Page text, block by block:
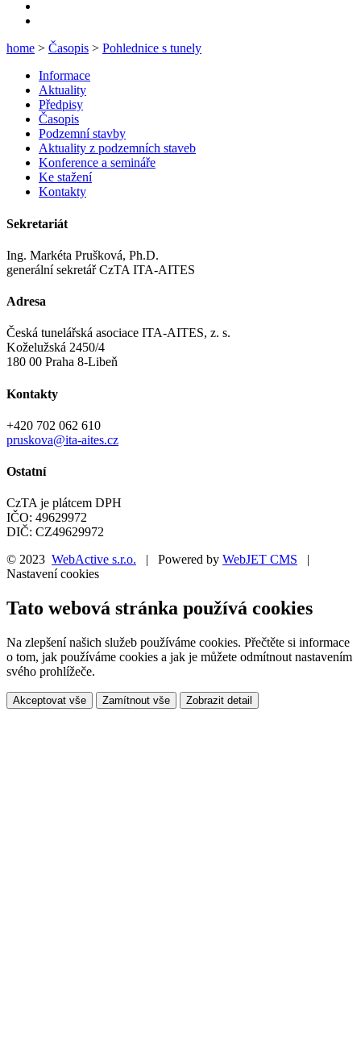
home > Časopis > Pohlednice s tunely
Informace
Aktuality
Předpisy
Časopis
Podzemní stavby
Aktuality z podzemních staveb
Konference a semináře
Ke stažení
Kontakty
Sekretariát
Ing. Markéta Prušková, Ph.D.
generální sekretář CzTA ITA-AITES
Adresa
Česká tunelářská asociace ITA-AITES, z. s.
Koželužská 2450/4
180 00 Praha 8-Libeň
Kontakty
+420 702 062 610
pruskova@ita-aites.cz
Ostatní
CzTA je plátcem DPH
IČO: 49629972
DIČ: CZ49629972
© 2023 WebActive s.r.o. | Powered by WebJET CMS
Nastavení cookies
Tato webová stránka používá cookies
Na zlepšení našich služeb používáme cookies. Přečtěte si informace
o tom, jak používáme cookies a jak je můžete odmítnout nastavením
svého prohlížeče.
Akceptovat vše Zamítnout vše Zobrazit detail